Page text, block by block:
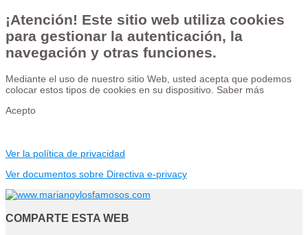
¡Atención! Este sitio web utiliza cookies
para gestionar la autenticación, la
navegación y otras funciones.
Mediante el uso de nuestro sitio Web, usted acepta que podemos
colocar estos tipos de cookies en su dispositivo. Saber más
Acepto
Ver la política de privacidad
Ver documentos sobre Directiva e-privacy
COMPARTE ESTA WEB